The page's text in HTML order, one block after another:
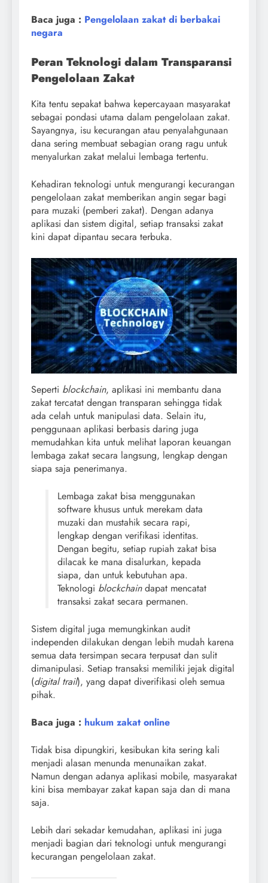
Baca juga : Pengelolaan zakat di berbakai
negara
Peran Teknologi dalam Transparansi
Pengelolaan Zakat
Kita tentu sepakat bahwa kepercayaan masyarakat
sebagai pondasi utama dalam pengelolaan zakat.
Sayangnya, isu kecurangan atau penyalahgunaan
dana sering membuat sebagian orang ragu untuk
menyalurkan zakat melalui lembaga tertentu.
Kehadiran teknologi untuk mengurangi kecurangan
pengelolaan zakat memberikan angin segar bagi
para muzaki (pemberi zakat). Dengan adanya
aplikasi dan sistem digital, setiap transaksi zakat
kini dapat dipantau secara terbuka.
Seperti blockchain, aplikasi ini membantu dana
zakat tercatat dengan transparan sehingga tidak
ada celah untuk manipulasi data. Selain itu,
penggunaan aplikasi berbasis daring juga
memudahkan kita untuk melihat laporan keuangan
lembaga zakat secara langsung, lengkap dengan
siapa saja penerimanya.
Lembaga zakat bisa menggunakan
software khusus untuk merekam data
muzaki dan mustahik secara rapi,
lengkap dengan verifikasi identitas.
Dengan begitu, setiap rupiah zakat bisa
dilacak ke mana disalurkan, kepada
siapa, dan untuk kebutuhan apa.
Teknologi blockchaindapat mencatat
transaksi zakat secara permanen.
Sistem digital juga memungkinkan audit
independen dilakukan dengan lebih mudah karena
semua data tersimpan secara terpusat dan sulit
dimanipulasi. Setiap transaksi memiliki jejak digital
(digital trail), yang dapat diverifikasi oleh semua
pihak.
Baca juga : hukum zakat online
Tidak bisa dipungkiri, kesibukan kita sering kali
menjadi alasan menunda menunaikan zakat.
Namun dengan adanya aplikasi mobile, masyarakat
kini bisa membayar zakat kapan saja dan di mana
saja.
Lebih dari sekadar kemudahan, aplikasi ini juga
menjadi bagian dari teknologi untuk mengurangi
kecurangan pengelolaan zakat.